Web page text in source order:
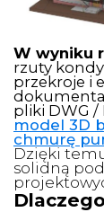
W wyniku
rzuty
przekroje i
pliki DWG /
model 3D
chmurę
Dzięki
solidną